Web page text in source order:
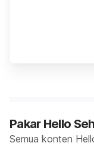
Pakar Hello
Semua konten